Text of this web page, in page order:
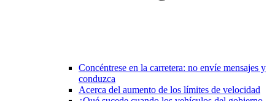
Concéntrese en la carretera: no envíe mensajes y
conduzca
Acerca del aumento de los límites de velocidad